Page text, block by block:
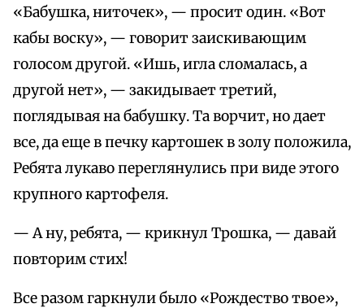
«Бабушка, ниточек», — просит один. «Вот
кабы воску», — говорит заискивающим
голосом другой. «Ишь, игла сломалась, а
другой нет», — закидывает третий,
поглядывая на бабушку. Та ворчит, но дает
все, да еще в печку картошек в золу положила,
Ребята лукаво переглянулись при виде этого
крупного картофеля.
— А ну, ребята, — крикнул Трошка, — давай
повторим стих!
Все разом гаркнули было «Рождество твое»,